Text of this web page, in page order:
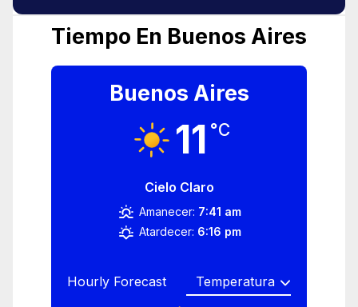
Tiempo En Buenos Aires
Buenos Aires
11 °C
Cielo Claro
Amanecer: 7:41 am
Atardecer: 6:16 pm
Hourly Forecast